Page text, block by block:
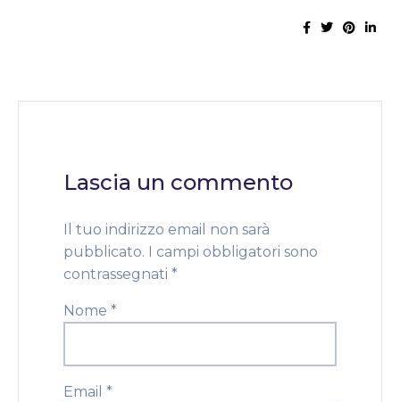
Lascia un commento
Il tuo indirizzo email non sarà
pubblicato.
I campi obbligatori sono
contrassegnati *
Nome *
Email *